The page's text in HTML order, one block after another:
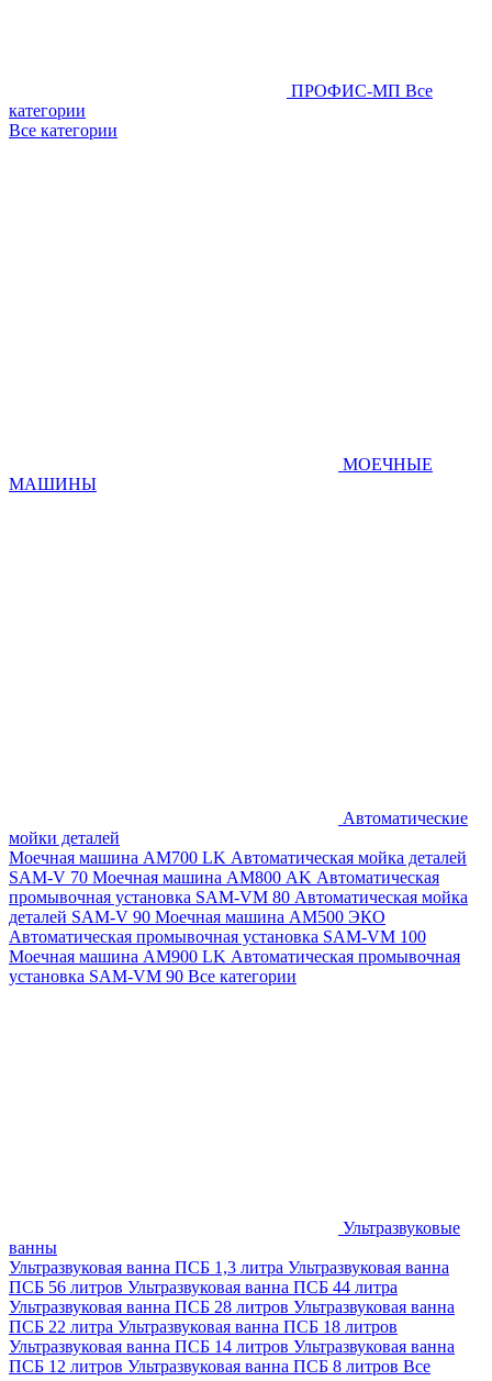
ПРОФИС-МП Все
категории
Все категории
МОЕЧНЫЕ
МАШИНЫ
Автоматические
мойки деталей
Моечная машина AM700 LK Автоматическая мойка деталей
SAM-V 70 Моечная машина АМ800 AK Автоматическая
промывочная установка SAM-VM 80 Автоматическая мойка
деталей SAM-V 90 Моечная машина АМ500 ЭКО
Автоматическая промывочная установка SAM-VM 100
Моечная машина AM900 LK Автоматическая промывочная
установка SAM-VM 90 Все категории
Ультразвуковые
ванны
Ультразвуковая ванна ПСБ 1,3 литра Ультразвуковая ванна
ПСБ 56 литров Ультразвуковая ванна ПСБ 44 литра
Ультразвуковая ванна ПСБ 28 литров Ультразвуковая ванна
ПСБ 22 литра Ультразвуковая ванна ПСБ 18 литров
Ультразвуковая ванна ПСБ 14 литров Ультразвуковая ванна
ПСБ 12 литров Ультразвуковая ванна ПСБ 8 литров Все